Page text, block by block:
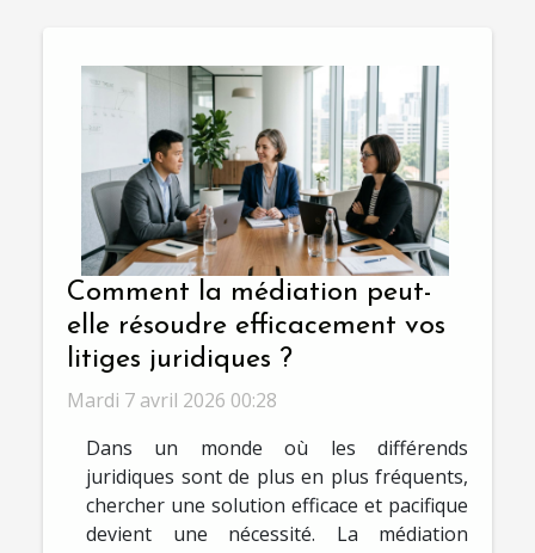
Comment la médiation peut-
elle résoudre efficacement vos
litiges juridiques ?
Mardi 7 avril 2026 00:28
Dans un monde où les différends
juridiques sont de plus en plus fréquents,
chercher une solution efficace et pacifique
devient une nécessité. La médiation